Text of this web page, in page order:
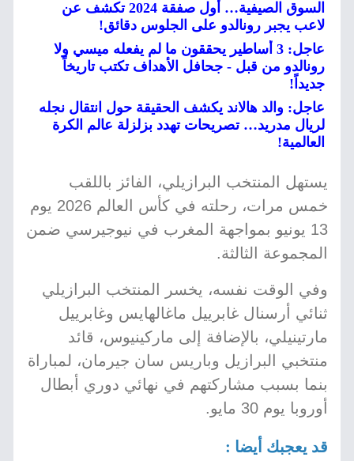
السوق الصيفية… أول صفقة 2024 تكشف عن
لاعب يجبر رونالدو على الجلوس دقائق!
عاجل: 3 أساطير يحققون ما لم يفعله ميسي ولا
رونالدو من قبل - جحافل الأهداف تكتب تاريخاً
جديداً!
عاجل: والد هالاند يكشف الحقيقة حول انتقال نجله
لريال مدريد… تصريحات تهدد بزلزلة عالم الكرة
العالمية!
يستهل المنتخب البرازيلي، الفائز باللقب
خمس مرات، رحلته في كأس العالم 2026 يوم
13 يونيو بمواجهة المغرب في نيوجيرسي ضمن
المجموعة الثالثة.
وفي الوقت نفسه، يخسر المنتخب البرازيلي
ثنائي أرسنال غابرييل ماغالهايس وغابرييل
مارتينيلي، بالإضافة إلى ماركينيوس، قائد
منتخبي البرازيل وباريس سان جيرمان، لمباراة
بنما بسبب مشاركتهم في نهائي دوري أبطال
أوروبا يوم 30 مايو.
قد يعجبك أيضا :